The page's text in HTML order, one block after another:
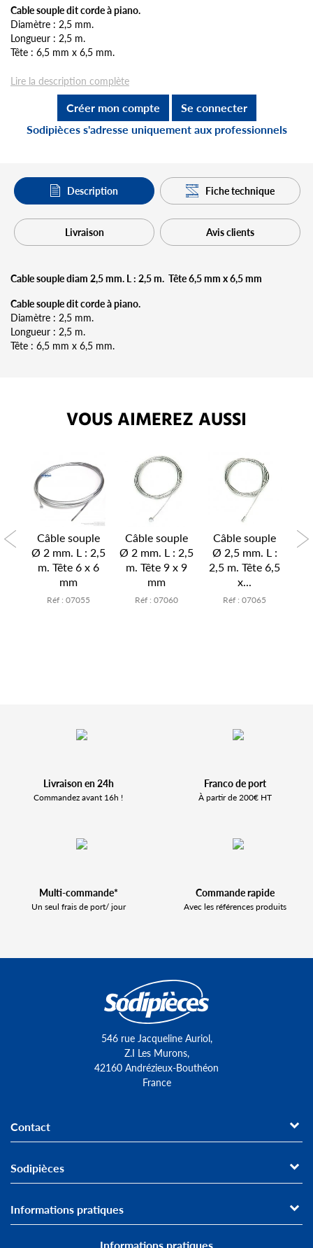
Cable souple dit corde à piano.
Diamètre : 2,5 mm.
Longueur : 2,5 m.
Tête : 6,5 mm x 6,5 mm.
Lire la description complète
Créer mon compte
Se connecter
Sodipièces s'adresse uniquement aux professionnels
Description Fiche technique
Livraison Avis clients
Cable souple diam 2,5 mm. L : 2,5 m. Tête 6,5 mm x 6,5 mm
Cable souple dit corde à piano.
Diamètre : 2,5 mm.
Longueur : 2,5 m.
Tête : 6,5 mm x 6,5 mm.
VOUS AIMEREZ AUSSI
Câble souple
Ø 2 mm. L : 2,5
m. Tête 6 x 6
mm
Réf : 07055
Câble souple
Ø 2 mm. L : 2,5
m. Tête 9 x 9
mm
Réf : 07060
Câble souple
Ø 2,5 mm. L :
2,5 m. Tête 6,5
x...
Réf : 07065
Livraison en 24h
Commandez avant 16h !
Franco de port
À partir de 200€ HT
Multi-commande*
Un seul frais de port/ jour
Commande rapide
Avec les références produits
546 rue Jacqueline Auriol,
Z.I Les Murons,
42160 Andrézieux-Bouthéon
France
Contact
Sodipièces
Informations pratiques
Informations pratiques